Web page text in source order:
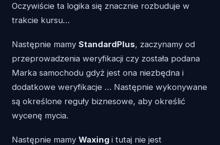
Oczywiście ta logika się znacznie rozbuduje w
trakcie kursu…
Następnie mamy StandardPlus, zaczynamy od
przeprowadzenia weryfikacji czy została podana
Marka samochodu gdyż jest ona niezbędna i
dodatkowe weryfikacje … Następnie wykonywane
są określone reguły biznesowe, aby określić
wycenę mycia.
Następnie mamy Waxing i tutaj nie jest